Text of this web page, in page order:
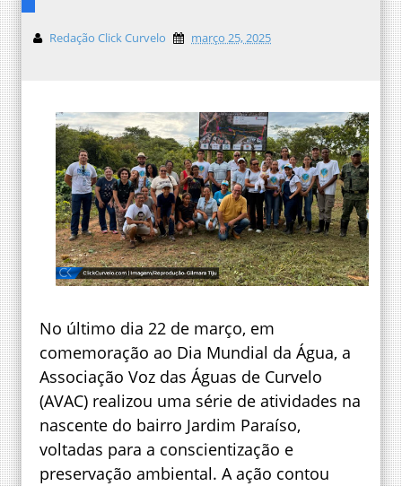
Redação Click Curvelo março 25, 2025
No último dia 22 de março, em
comemoração ao Dia Mundial da Água, a
Associação Voz das Águas de Curvelo
(AVAC) realizou uma série de atividades na
nascente do bairro Jardim Paraíso,
voltadas para a conscientização e
preservação ambiental. A ação contou